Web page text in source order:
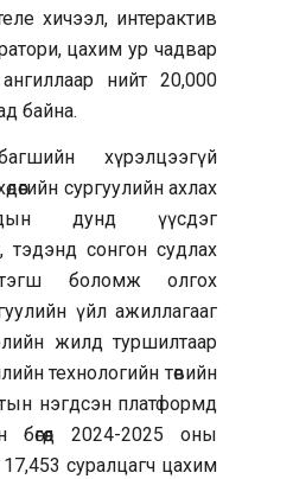
хичээл, интерактив
цахим ур чадвар
нийт 20,000
байна.
хүрэлцээгүй
сургуулийн ахлах
дунд үүсдэг
тэдэнд сонгон судлах
боломж олгох
үйл ажиллагааг
жилд туршилтаар
технологийн төвийн
нэгдсэн платформд
бөгөөд 2024-2025 оны
суралцагч цахим